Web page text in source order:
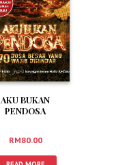
AKU BUKAN
PENDOSA
RM80.00